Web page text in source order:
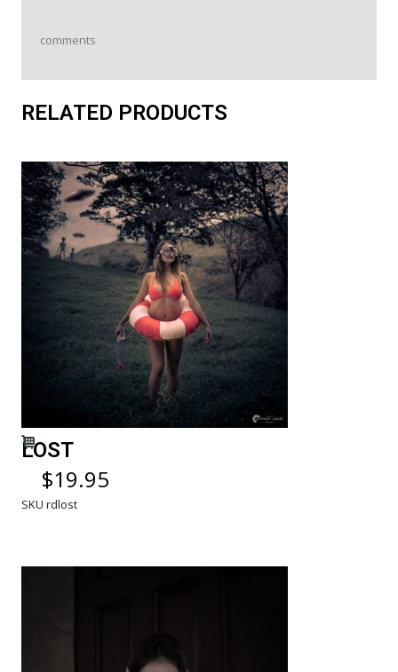
comments
RELATED PRODUCTS
LOST
$19.95
SKU:rdlost